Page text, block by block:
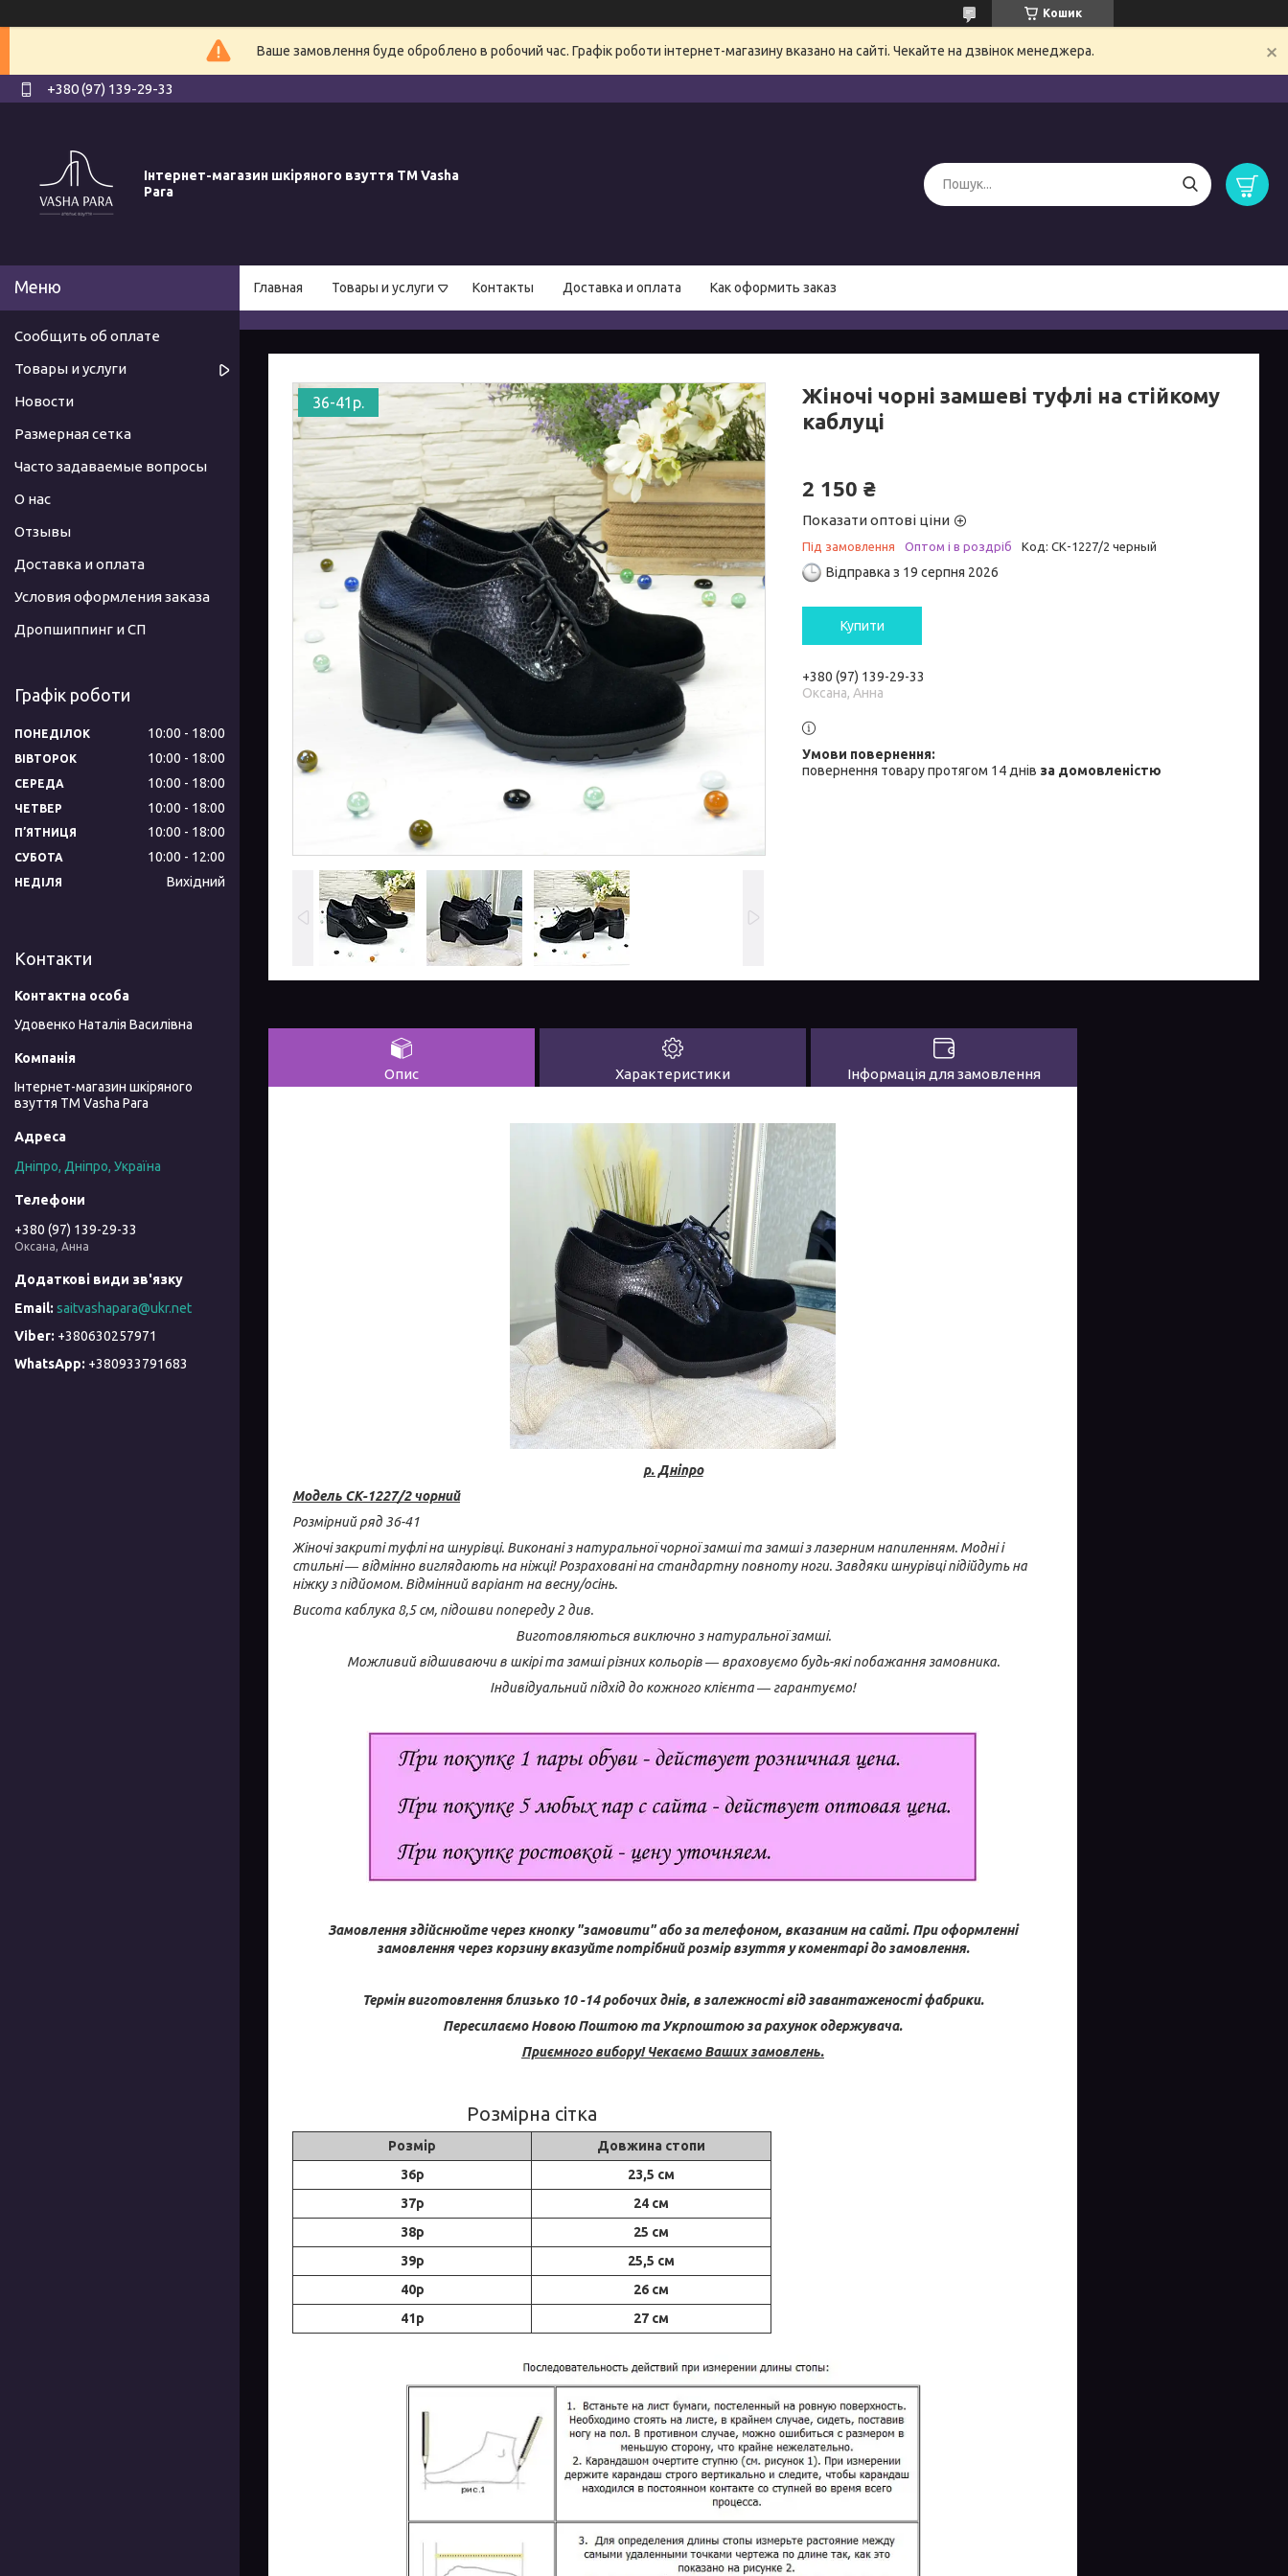
Кошик
Ваше замовлення буде оброблено в робочий час. Графік роботи інтернет-магазину вказано на сайті. Чекайте на дзвінок менеджера.
+380 (97) 139-29-33
Інтернет-магазин шкіряного взуття ТМ Vasha
Para
Главная Товары и услуги Контакты Доставка и оплата Как оформить заказ
36-41р.
Жіночі чорні замшеві туфлі на стійкому
каблуці
2 150 ₴
Показати оптові ціни
Під замовлення Оптом і в роздріб Код: СК-1227/2 черный
Відправка з 19 серпня 2026
Купити
+380 (97) 139-29-33
Оксана, Анна
повернення товару протягом 14 днів за домовленістю
Опис Характеристики Інформація для замовлення
р. Дніпро
Модель СК-1227/2 чорний
Розмірний ряд 36-41
Жіночі закриті туфлі на шнурівці. Виконані з натуральної чорної замші та замші з лазерним напиленням. Модні і
стильні ― відмінно виглядають на ніжці! Розраховані на стандартну повноту ноги. Завдяки шнурівці підійдуть на
ніжку з підйомом. Відмінний варіант на весну/осінь.
Висота каблука 8,5 см, підошви попереду 2 див.
Виготовляються виключно з натуральної замші.
Можливий відшиваючи в шкірі та замші різних кольорів ― враховуємо будь-які побажання замовника.
Індивідуальний підхід до кожного клієнта ― гарантуємо!
Замовлення здійснюйте через кнопку "замовити" або за телефоном, вказаним на сайті. При оформленні
замовлення через корзину вказуйте потрібний розмір взуття у коментарі до замовлення.
Термін виготовлення близько 10 -14 робочих днів, в залежності від завантаженості фабрики.
Пересилаємо Новою Поштою та Укрпоштою за рахунок одержувача.
Приємного вибору! Чекаємо Ваших замовлень.
Розмір Довжина стопи
Розмірна сітка
36р
23,5 см
37р
24 см
38р
25 см
39р
25,5 см
40р
26 см
41р
27 см
Сообщить об оплате
Товары и услуги
Новости
Размерная сетка
Часто задаваемые вопросы
О нас
Отзывы
Доставка и оплата
Условия оформления заказа
Дропшиппинг и СП
Графік роботи
ПОНЕДІЛОК 10:00 18:00
ВІВТОРОК 10:00 18:00
СЕРЕДА 10:00 18:00
ЧЕТВЕР 10:00 18:00
ПʼЯТНИЦЯ 10:00 18:00
СУБОТА 10:00 12:00
НЕДІЛЯ Вихідний
Контакти
Удовенко Наталія Василівна
Інтернет-магазин шкіряного
взуття ТМ Vasha Para
Дніпро, Дніпро, Україна
+380 (97) 139-29-33
Оксана, Анна
saitvashapara@ukr.net
+380630257971
+380933791683